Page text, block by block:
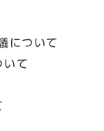
について
いて